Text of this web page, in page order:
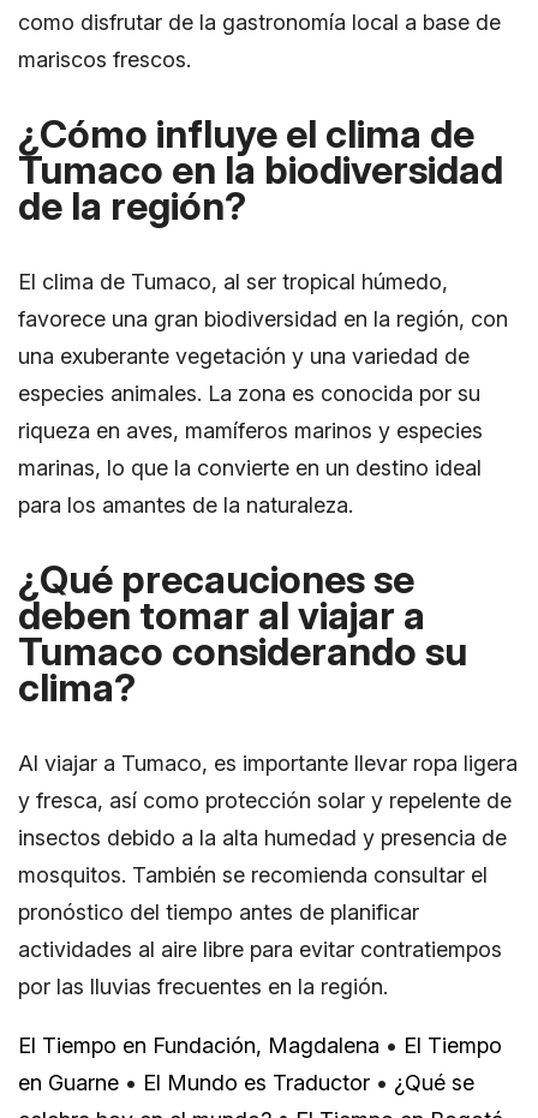
como disfrutar de la gastronomía local a base de
mariscos frescos.
¿Cómo influye el clima de
Tumaco en la biodiversidad
de la región?
El clima de Tumaco, al ser tropical húmedo,
favorece una gran biodiversidad en la región, con
una exuberante vegetación y una variedad de
especies animales. La zona es conocida por su
riqueza en aves, mamíferos marinos y especies
marinas, lo que la convierte en un destino ideal
para los amantes de la naturaleza.
¿Qué precauciones se
deben tomar al viajar a
Tumaco considerando su
clima?
Al viajar a Tumaco, es importante llevar ropa ligera
y fresca, así como protección solar y repelente de
insectos debido a la alta humedad y presencia de
mosquitos. También se recomienda consultar el
pronóstico del tiempo antes de planificar
actividades al aire libre para evitar contratiempos
por las lluvias frecuentes en la región.
El Tiempo en Fundación, Magdalena • El Tiempo
en Guarne • El Mundo es Traductor • ¿Qué se